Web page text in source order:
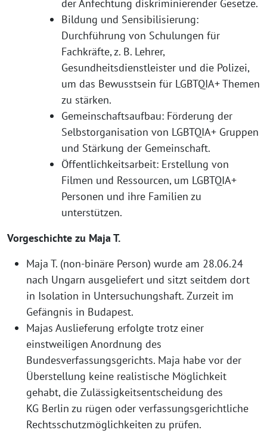
der Anfechtung diskriminierender Gesetze.
Bildung und Sensibilisierung:
Durchführung von Schulungen für
Fachkräfte, z. B. Lehrer,
Gesundheitsdienstleister und die Polizei,
um das Bewusstsein für LGBTQIA+ Themen
zu stärken.
Gemeinschaftsaufbau: Förderung der
Selbstorganisation von LGBTQIA+ Gruppen
und Stärkung der Gemeinschaft.
Öffentlichkeitsarbeit: Erstellung von
Filmen und Ressourcen, um LGBTQIA+
Personen und ihre Familien zu
unterstützen.
Vorgeschichte zu Maja T.
Maja T. (non-binäre Person) wurde am 28.06.24
nach Ungarn ausgeliefert und sitzt seitdem dort
in Isolation in Untersuchungshaft. Zurzeit im
Gefängnis in Budapest.
Majas Auslieferung erfolgte trotz einer
einstweiligen Anordnung des
Bundesverfassungsgerichts. Maja habe vor der
Überstellung keine realistische Möglichkeit
gehabt, die Zulässigkeitsentscheidung des
KG Berlin zu rügen oder verfassungsgerichtliche
Rechtsschutzmöglichkeiten zu prüfen.